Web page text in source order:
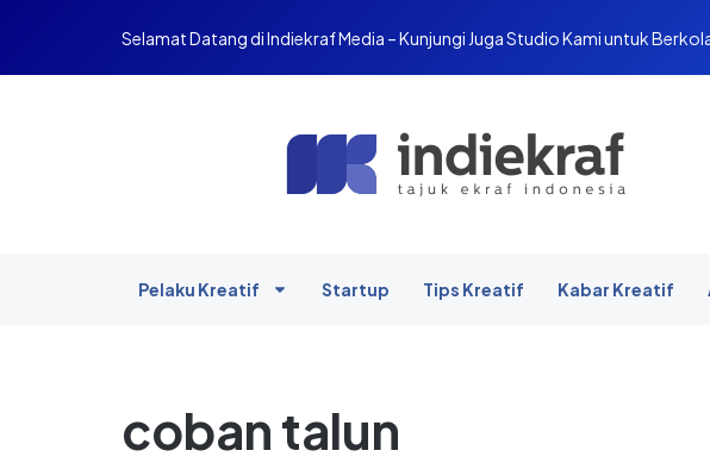
Selamat Datang di Indiekraf Media – Kunjungi Juga Studio Kami untuk
Pelaku Kreatif Startup Tips Kreatif Kabar Kreatif
coban talun